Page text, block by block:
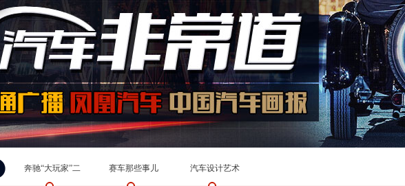
奔驰“大玩家”二 赛车那些事儿 汽车设计艺术